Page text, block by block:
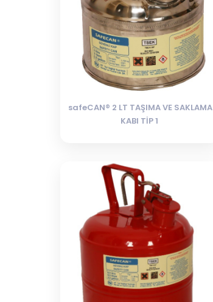
safeCAN® 2 LT TAŞIMA VE SAKLAMA
KABI TİP 1